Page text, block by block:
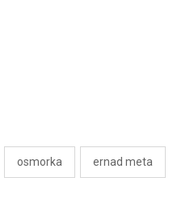
osmorka ernad meta